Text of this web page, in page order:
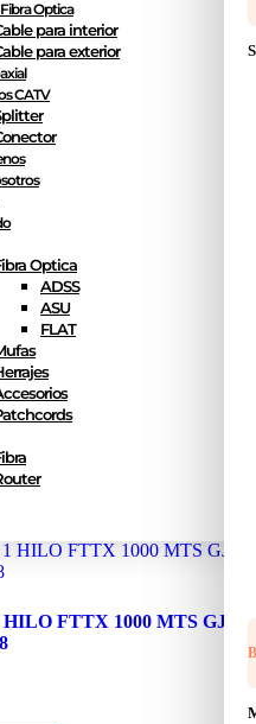
Optica
para interior
para exterior
CATV
Optica
ADSS
ASU
FLAT
FTTX 1000 MTS